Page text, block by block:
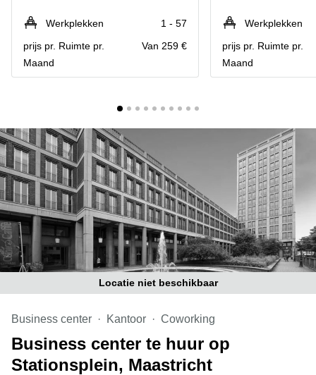
Hilversum
Hoofddorp
Deventer
Tilburg
Zwolle
Amsterdam
Westpoort
Business
Arnhem
Business
center
Hilversum
Business
center
Den
Haag
Coworking
space
Breda
Coworking
in Arnhem
Coworking
Werkplekken
1 - 57
prijs pr. Ruimte pr.
Maand
Van 259 €
Werkplekken
prijs pr. Ruimte pr.
Maand
Locatie niet beschikbaar
Business center Kantoor Coworking
Business center te huur op
Stationsplein, Maastricht